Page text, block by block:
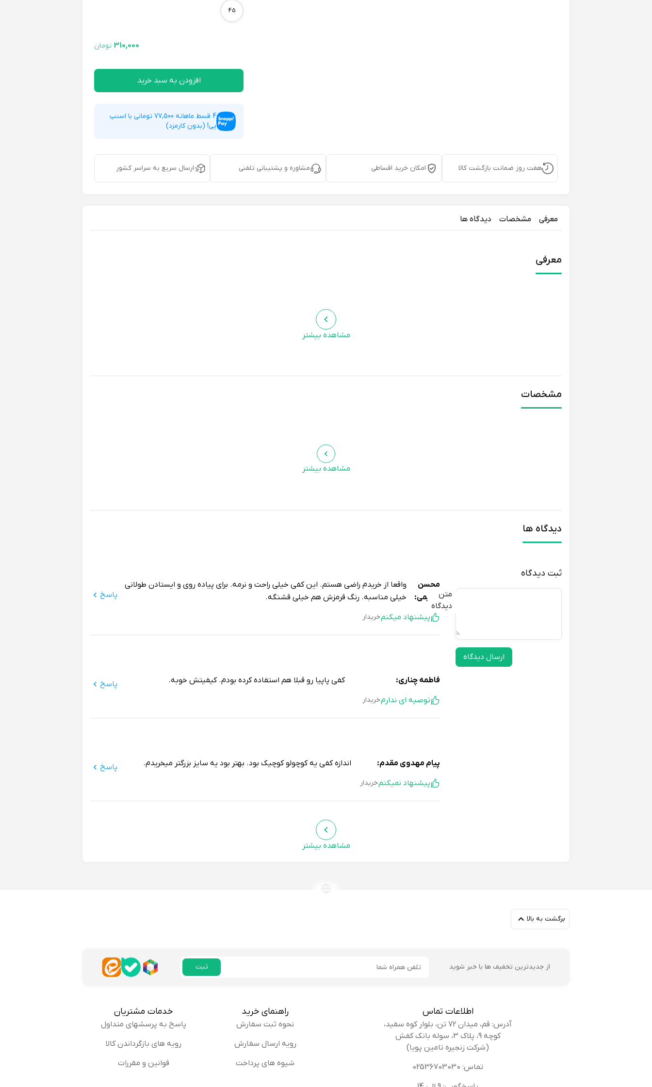
45
310,000 تومان
افزودن به سبد خرید
4 قسط ماهانه 77,500 تومانی با اسنپ
پی! (بدون کارمزد)
هفت روز ضمانت بازگشت کالا امکان خرید اقساطی مشاوره و پشتیبانی تلفنی ارسال سریع به سراسر کشور
معرفی مشخصات دیدگاه ها
معرفی
مشاهده بیشتر
مشخصات
مشاهده بیشتر
دیدگاه ها
ثبت دیدگاه
متن
دیدگاه
ارسال دیدگاه
محسن
نسیمی:
واقعا از خریدم راضی هستم. این کفی خیلی راحت و نرمه. برای پیاده روی و ایستادن طولانی
خیلی مناسبه. رنگ قرمزش هم خیلی قشنگه.
پاسخ
پیشنهاد میکنمخریدار
فاطمه چناری: کفی پاپیا رو قبلا هم استفاده کرده بودم. کیفیتش خوبه.
پاسخ
توصیه ای ندارمخریدار
پیام مهدوی مقدم: اندازه کفی یه کوچولو کوچیک بود. بهتر بود یه سایز بزرگتر میخریدم.
پاسخ
پیشنهاد نمیکنمخریدار
خیلی راضی هستم از این خرید. کفی خیلی راحت و جنسش هم خوبه. توصیه می کنم حتما
صبا
قیاسی:
متاسفانه بعد از یه هفته استفاده، یه قسمت از کفی پاره شد. انتظار نداشتم کیفیتش
پاسخ
پیشنهاد نمیکنم
مشاهده بیشتر
برگشت به بالا
از جدیدترین تخفیف ها با خبر شوید
ایمیل
ثبت
اطلاعات تماس
آدرس: قم، میدان 72 تن، بلوار کوه سفید،
کوچه 9، پلاک 3، سوله بانک کفش
(شرکت زنجیره تامین پویا)
تماس: 02536703030
راهنمای خرید
نحوه ثبت سفارش
رویه ارسال سفارش
شیوه های پرداخت
خدمات مشتریان
پاسخ به پرسشهای متداول
رویه های بازگرداندن کالا
قوانین و مقررات